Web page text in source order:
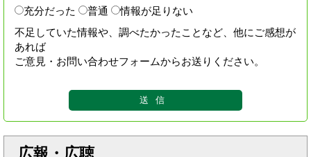
充分だった
普通
情報が足りない
不足していた情報や、調べたかったことなど、他にご感想が
あれば
ご意見・お問い合わせフォームからお送りください。
広報・広聴